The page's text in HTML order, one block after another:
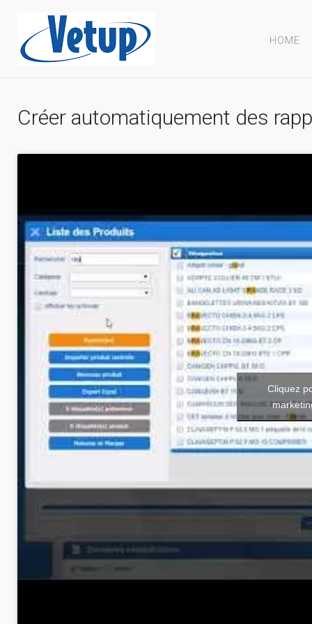
HOME
Créer automatiquement des
Cliquez